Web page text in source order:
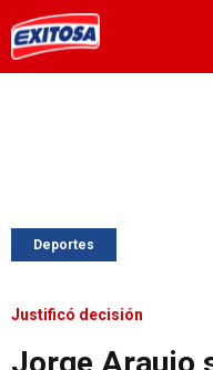
Deportes
Justificó decisión